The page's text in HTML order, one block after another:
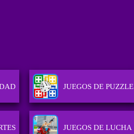
JUEGOS DE PUZZLE
JUEGOS DE LUCHA